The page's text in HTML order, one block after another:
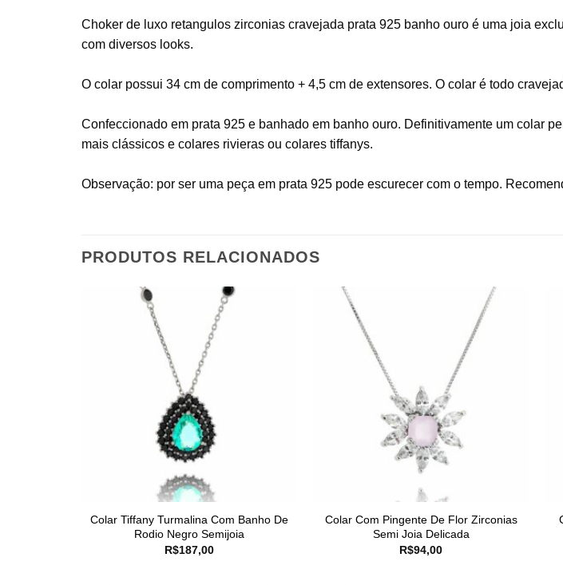
Choker de luxo retangulos zirconias cravejada prata 925 banho ouro é uma joia
com diversos looks.
O colar possui 34 cm de comprimento + 4,5 cm de extensores. O colar é todo
Confeccionado em prata 925 e banhado em banho ouro. Definitivamente um colar
mais clássicos e colares rivieras ou colares tiffanys.
Observação: por ser uma peça em prata 925 pode escurecer com o tempo.
PRODUTOS RELACIONADOS
Colar Tiffany Turmalina Com Banho De
Rodio Negro Semijoia
R$187,00
Colar Com Pingente De Flor Zirconias
Semi Joia Delicada
R$94,00